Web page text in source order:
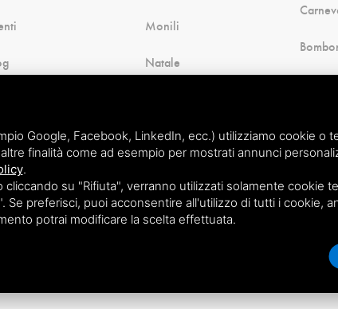
Monili
Natale
Altro ancora
Google, Facebook, LinkedIn, ecc.) utilizziamo cookie o
finalità come ad esempio per mostrati annunci
.
su "Rifiuta", verranno utilizzati solamente cookie
Se preferisci, puoi acconsentire all'utilizzo di tutti i cookie,
potrai modificare la scelta effettuata.